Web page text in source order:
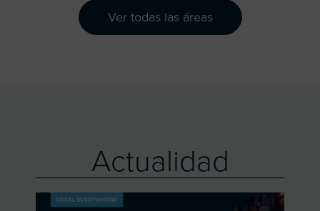
Ver todas las áreas
Actualidad